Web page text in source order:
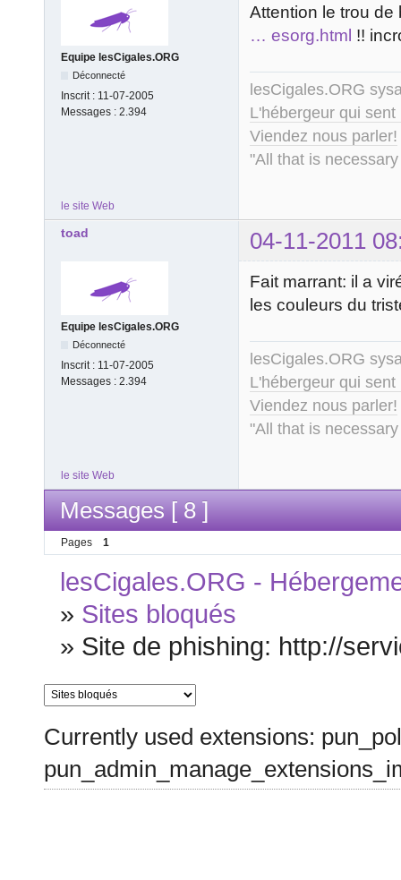
Equipe lesCigales.ORG
Déconnecté
Inscrit : 11-07-2005
Messages : 2.394
Attention le trou
… esorg.html !!
lesCigales.ORG
L'hébergeur qui
Viendez nous parler!
"All that is
le site Web
toad 04-11-2011
Equipe lesCigales.ORG
Déconnecté
Inscrit : 11-07-2005
Messages : 2.394
Fait marrant: il a
les couleurs du
lesCigales.ORG
L'hébergeur qui
Viendez nous parler!
"All that is
le site Web
Messages [ 8 ]
Pages 1
lesCigales.ORG -
» Sites bloqués
» Site de phishing: http://
Currently used extensions: